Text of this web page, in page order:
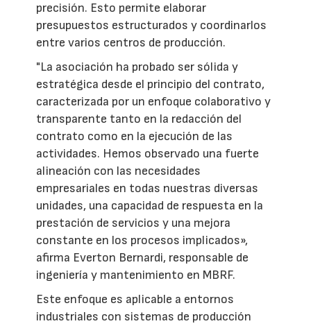
precisión. Esto permite elaborar
presupuestos estructurados y coordinarlos
entre varios centros de producción.
"La asociación ha probado ser sólida y
estratégica desde el principio del contrato,
caracterizada por un enfoque colaborativo y
transparente tanto en la redacción del
contrato como en la ejecución de las
actividades. Hemos observado una fuerte
alineación con las necesidades
empresariales en todas nuestras diversas
unidades, una capacidad de respuesta en la
prestación de servicios y una mejora
constante en los procesos implicados»,
afirma Everton Bernardi, responsable de
ingeniería y mantenimiento en MBRF.
Este enfoque es aplicable a entornos
industriales con sistemas de producción